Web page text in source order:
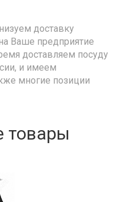
доставку
Ваше предприятие
доставляем посуду
и имеем
многие позиции
товары